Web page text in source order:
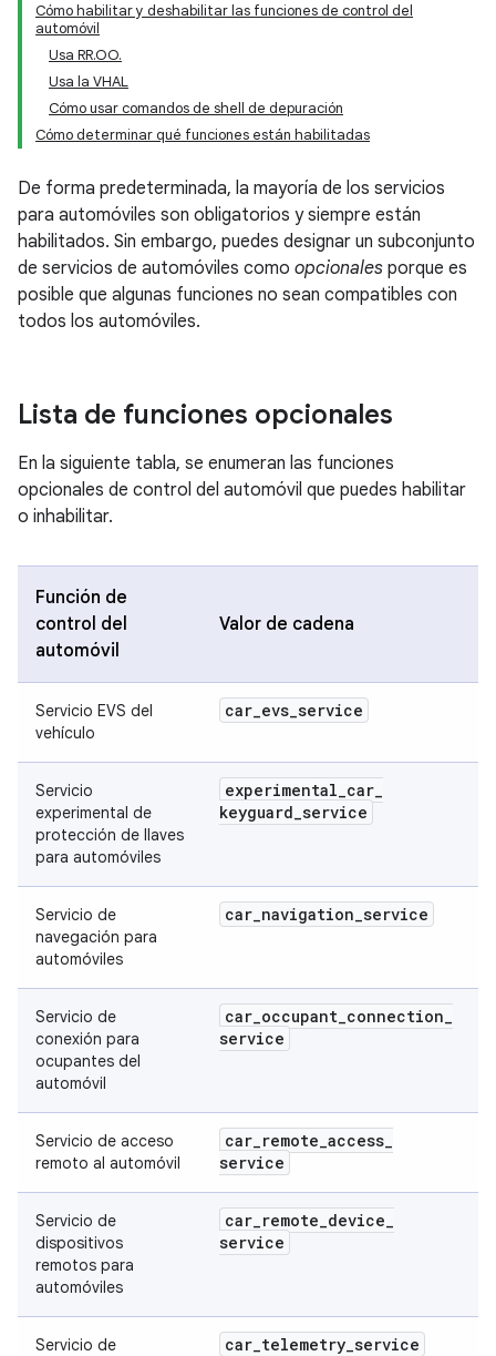
Cómo habilitar y deshabilitar las funciones de control del
automóvil
Usa RR.OO.
Usa la VHAL
Cómo usar comandos de shell de depuración
Cómo determinar qué funciones están habilitadas
De forma predeterminada, la mayoría de los servicios
para automóviles son obligatorios y siempre están
habilitados. Sin embargo, puedes designar un subconjunto
de servicios de automóviles como opcionales porque es
posible que algunas funciones no sean compatibles con
todos los automóviles.
Lista de funciones opcionales
En la siguiente tabla, se enumeran las funciones
opcionales de control del automóvil que puedes habilitar
o inhabilitar.
Función de
control del
automóvil
Valor de cadena
Servicio EVS del
vehículo
car_evs_service
Servicio
experimental de
protección de llaves
para automóviles
experimental_car_
keyguard_service
Servicio de
navegación para
automóviles
car_navigation_service
Servicio de
conexión para
ocupantes del
automóvil
car_occupant_connection_
service
Servicio de acceso
remoto al automóvil
car_remote_access_
service
Servicio de
dispositivos
remotos para
automóviles
car_remote_device_
service
Servicio de
car_telemetry_service